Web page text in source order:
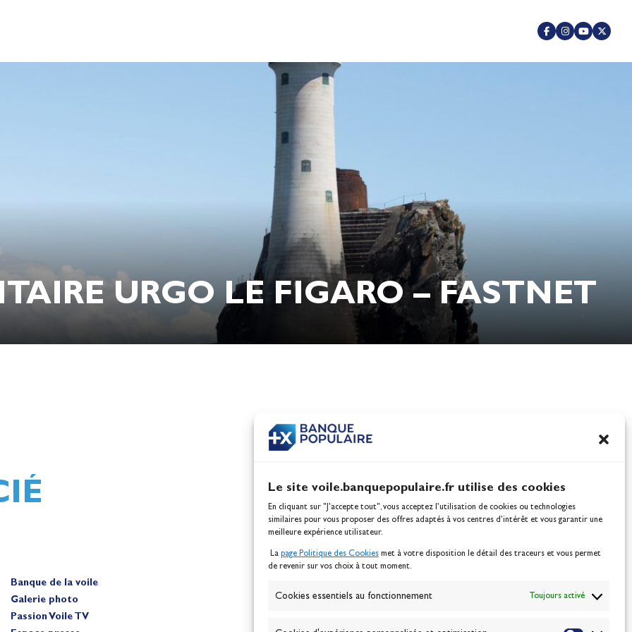
Le site voile.banquepopulaire.fr utilise des cookies
En cliquant sur "J'accepte tout", vous acceptez l’utilisation de cookies ou technologies
similaires pour vous proposer des offres adaptés à vos centres d’intérêt et vous garantir une
meilleure expérience utilisateur.
La page Politique des Cookies met à votre disposition le détail des traceurs et vous permet
de revenir sur vos choix à tout moment.
Cookies essentiels au fonctionnement Toujours activé
URGO LE FIGARO – FASTNET
Berthomieu, vice-championnes
100% Glisse - Écoles
Banque de la voile
Galerie photo
Passion Voile TV
ABONNEZ-VOUS